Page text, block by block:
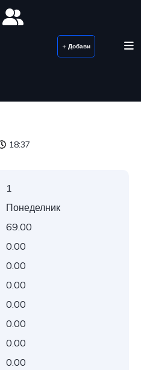
+ Добави
18:37
1
Понеделник
69.00
0.00
0.00
0.00
0.00
0.00
0.00
0.00